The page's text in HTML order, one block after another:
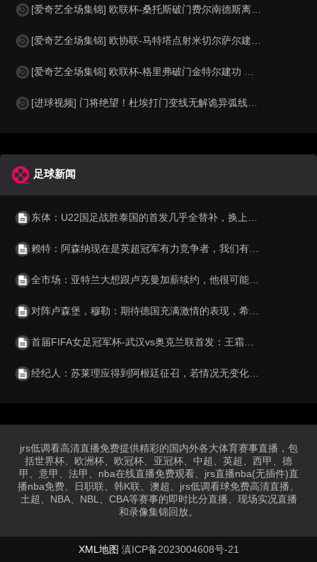
[爱奇艺全场集锦] 欧联杯-桑托斯破门费尔南德斯离谱乌龙 波尔图1-1森林
[爱奇艺全场集锦] 欧协联-马特塔点射米切尔萨尔建功 水晶宫3-0佛罗伦萨
[爱奇艺全场集锦] 欧联杯-格里弗破门金特尔建功 弗赖堡3-0塞尔塔
[进球视频] 门将绝望！杜埃打门变线无解诡异弧线破门！巴黎1-0领先利物浦！
足球新闻
东体：U22国足战胜泰国的首发几乎全替补，换上主力后逆转取胜
赖特：阿森纳现在是英超冠军有力竞争者，我们有全联赛最好的阵容
全市场：亚特兰大想跟卢克曼加薪续约，他很可能会要求加入解约金
对阵卢森堡，穆勒：期待德国充满激情的表现，希望顺利晋级世界杯
首届FIFA女足冠军杯-武汉vs奥克兰联首发：王霜、吴海燕领衔出战
经纪人：苏莱理应得到阿根廷征召，若情况无变化他可选择意大利
jrs低调看高清直播免费提供精彩的国内外各大体育赛事直播，包
括世界杯、欧洲杯、欧冠杯、亚冠杯、中超、英超、西甲、德
甲、意甲、法甲、nba在线直播免费观看、jrs直播nba(无插件)直
播nba免费、日职联、韩K联、澳超、jrs低调看球免费高清直播、
土超、NBA、NBL、CBA等赛事的即时比分直播、现场实况直播
和录像集锦回放。
XML地图 滇ICP备2023004608号-21